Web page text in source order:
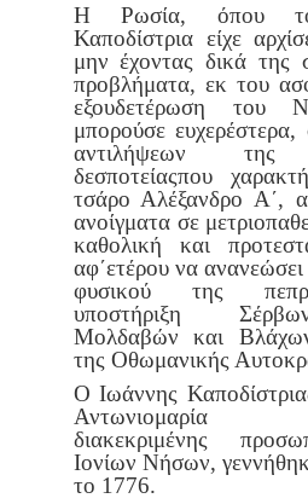
Η Ρωσία, όπου
Καποδίστρια είχε
μην έχοντας δικά της
προβλήματα, εκ του
εξουδετέρωση του
μπορούσε ευχερέστερα,
αντιλήψεων της
δεσποτείαςπου
τσάρο Αλέξανδρο Α΄,
ανοίγματα σε
καθολική και
αφ΄ετέρου να
φυσικού της
υποστήριξη
Μολδαβών και Βλά
της Οθωμανικής
Ο Ιωάννης
Αντωνιομαρία
διακεκριμένης
Ιονίων Νήσων,
το 1776.